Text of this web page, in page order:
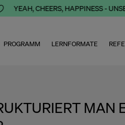
YEAH, CHEERS, HAPPINESS -
PROGRAMM LERNFORMATE
MAN